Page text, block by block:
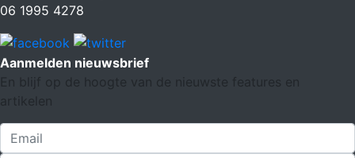
06 1995 4278
Aanmelden nieuwsbrief
En blijf op de hoogte van de nieuwste features en
artikelen